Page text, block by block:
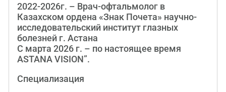
2022-2026г. – Врач-офтальмолог в
Казахском ордена «Знак Почета» научно-
исследовательский институт глазных
болезней г. Астана
С марта 2026 г. – по настоящее время
ASTANA VISION”.
Специализация